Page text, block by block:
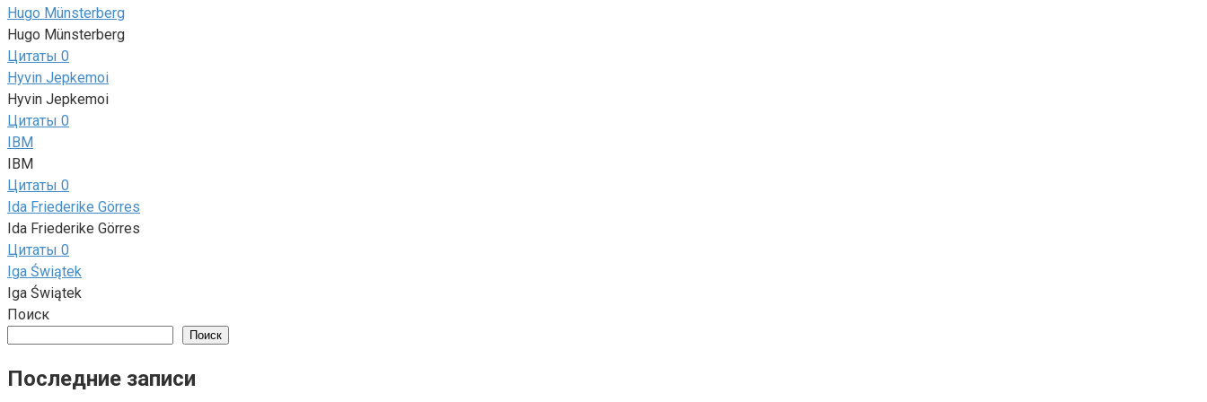
Hugo Münsterberg
Hugo Münsterberg
Цитаты 0
Hyvin Jepkemoi
Hyvin Jepkemoi
Цитаты 0
IBM
IBM
Цитаты 0
Ida Friederike Görres
Ida Friederike Görres
Цитаты 0
Iga Świątek
Iga Świątek
Поиск
Поиск
Последние записи